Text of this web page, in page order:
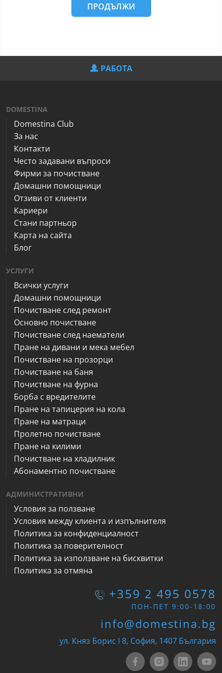
ПРОДЪЛЖИ
РАБОТА
DOMESTINA
Domestina Club
За нас
Контакти
Често задавани въпроси
Фирми за почистване
Домашни помощници
Отзиви от клиенти
Кариери
Стани партньор
Карта на сайта
Блог
УСЛУГИ
Всички услуги
Домашни помощници
Почистване след ремонт
Основно почистване
Почистване след наематели
Пране на дивани и мека мебел
Почистване на прозорци
Почистване на баня
Почистване на фурна
Борба с вредителите
Пране на тапицерия на кола
Пране на матраци
Пролетно почистване
Пране на килими
Почистване на хладилник
Абонаментно почистване
АДМИНИСТРАТИВНИ
Условия за ползване
Условия между клиента и изпълнителя
Политика за конфиденциалност
Политика за поверителност
Политика за използване на бисквитки
Политика за отмяна
+359 2 495 0578
ПОН-ПЕТ 9:00-18:00
info@domestina.bg
ул. Княз Борис I 8, София, 1407 България